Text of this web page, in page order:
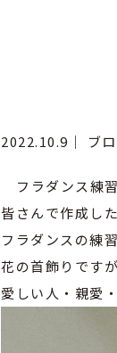
2022.10.9｜ ブ
フラダンス練
皆さんで作成し
フラダンスの練
花の首飾りです
愛しい人・親愛